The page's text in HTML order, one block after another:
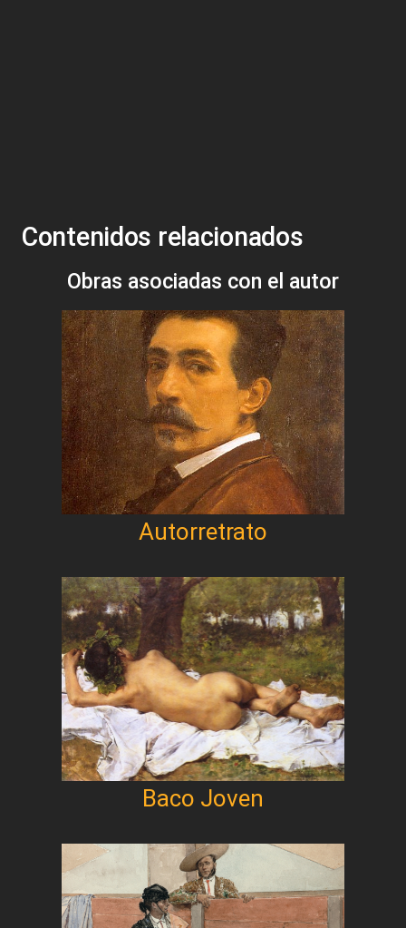
Contenidos relacionados
Obras asociadas con el autor
Autorretrato
Baco Joven